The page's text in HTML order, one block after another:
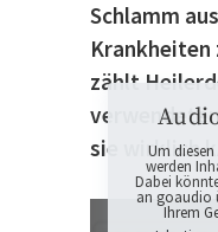
Schlamm
Krankheiten
zählt
sie wirklich
Um
werden
Dabei
an goaudio
Ihrem